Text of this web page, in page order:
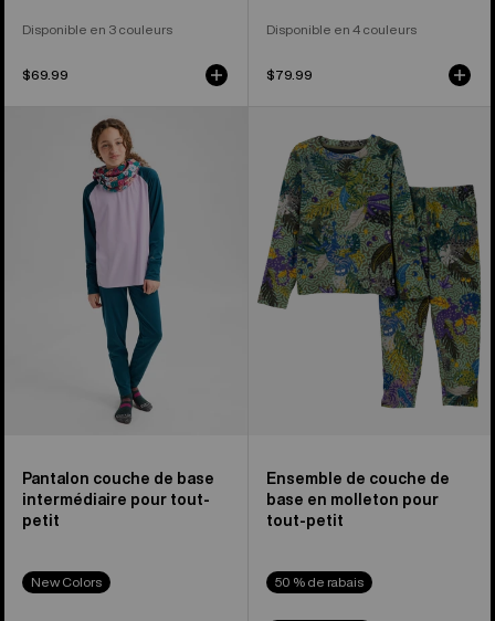
Disponible en 3 couleurs
$69.99
Disponible en 4 couleurs
$79.99
intermédiaire
Pantalon couche de base
intermédiaire pour tout-
petit
New Colors
Ensemble
Base
Layer
en
molleton
pour
Ensemble de couche de
base en molleton pour
tout-petit
50 % de rabais